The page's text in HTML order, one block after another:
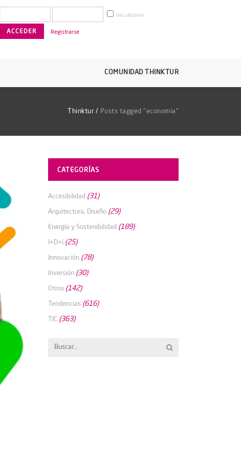
Recuérdame
Registrarse
COMUNIDAD THINKTUR
Thinktur / Posts tagged "economía"
CATEGORÍAS
Accesibilidad (31)
Arquitectura, Diseño (29)
Energía y Sostenibilidad (189)
I+D+i (25)
Innovación (78)
Inversión (30)
Otros (142)
Tendencias (616)
TIC (363)